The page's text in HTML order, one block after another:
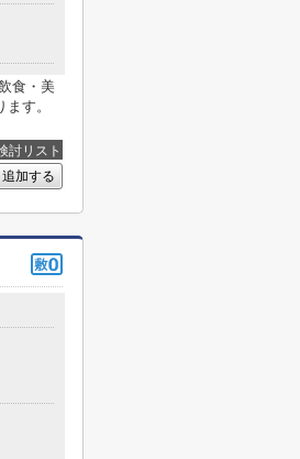
食・美
す。
討リスト
追加する